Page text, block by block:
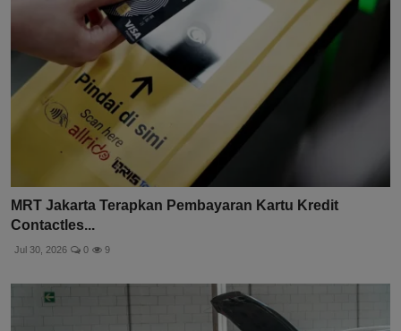
MRT Jakarta Terapkan Pembayaran Kartu Kredit
Contactles...
Jul 30, 2026 0 9